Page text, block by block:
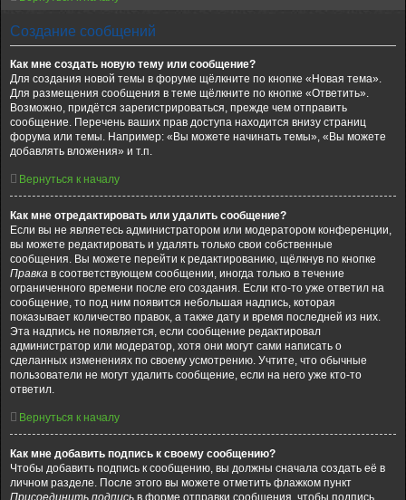
Создание сообщений
Как мне создать новую тему или сообщение?
Для создания новой темы в форуме щёлкните по кнопке «Новая тема».
Для размещения сообщения в теме щёлкните по кнопке «Ответить».
Возможно, придётся зарегистрироваться, прежде чем отправить
сообщение. Перечень ваших прав доступа находится внизу страниц
форума или темы. Например: «Вы можете начинать темы», «Вы можете
добавлять вложения» и т.п.
Вернуться к началу
Как мне отредактировать или удалить сообщение?
Если вы не являетесь администратором или модератором конференции,
вы можете редактировать и удалять только свои собственные
сообщения. Вы можете перейти к редактированию, щёлкнув по кнопке
Правка в соответствующем сообщении, иногда только в течение
ограниченного времени после его создания. Если кто-то уже ответил на
сообщение, то под ним появится небольшая надпись, которая
показывает количество правок, а также дату и время последней из них.
Эта надпись не появляется, если сообщение редактировал
администратор или модератор, хотя они могут сами написать о
сделанных изменениях по своему усмотрению. Учтите, что обычные
пользователи не могут удалить сообщение, если на него уже кто-то
ответил.
Вернуться к началу
Как мне добавить подпись к своему сообщению?
Чтобы добавить подпись к сообщению, вы должны сначала создать её в
личном разделе. После этого вы можете отметить флажком пункт
Присоединить подпись в форме отправки сообщения, чтобы подпись